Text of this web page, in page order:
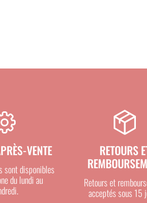
VENTE
sont disponibles
du lundi au
RETOURS
Retours et
acceptés sous 15